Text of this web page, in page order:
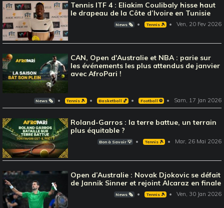
Tennis ITF 4 : Eliakim Coulibaly hisse haut
le drapeau de la Côte d’Ivoire en Tunisie
News 🗞️ Tennis 🎾 Ven, 20 Fev 2026
CAN, Open d'Australie et NBA : parie sur
les événements les plus attendus de janvier
avec AfroPari !
News 🗞️ Tennis 🎾 Basketball 🏀 Football ⚽️ Sam, 17 Jan 2026
Roland-Garros : la terre battue, un terrain
plus équitable ?
Bon à Savoir 💡 Tennis 🎾 Mar, 26 Mai 2026
Open d’Australie : Novak Djokovic se défait
de Jannik Sinner et rejoint Alcaraz en finale
News 🗞️ Tennis 🎾 Ven, 30 Jan 2026